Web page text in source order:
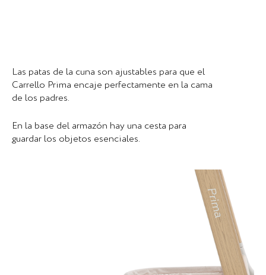
Las patas de la cuna son ajustables para que el
Carrello Prima encaje perfectamente en la cama
de los padres.
En la base del armazón hay una cesta para
guardar los objetos esenciales.